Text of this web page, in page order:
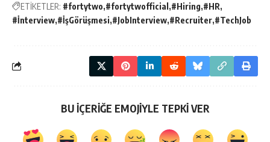
ETİKETLER: #fortytwo #fortytwofficial #Hiring #HR
#İnterview #İşGörüşmesi #JobInterview #Recruiter #TechJob
BU İÇERİĞE EMOJİYLE TEPKİ VER